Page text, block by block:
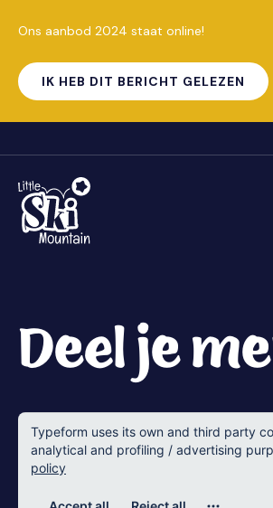
Ons aanbod 2024 staat online!
IK HEB DIT BERICHT GELEZEN
Deel je